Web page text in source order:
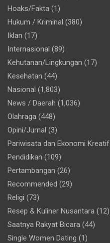
Hoaks/Fakta (1)
Hukum / Kriminal (380)
Iklan (17)
Internasional (89)
Kehutanan/Lingkungan (17)
Kesehatan (44)
Nasional (1,803)
News / Daerah (1,036)
Olahraga (448)
Opini/Jurnal (3)
Pariwisata dan Ekonomi Kreatif
Pendidikan (109)
Pertambangan (26)
Recommended (29)
Religi (73)
Resep & Kuliner Nusantara (12)
Saatnya Rakyat Bicara (44)
Single Women Dating (1)